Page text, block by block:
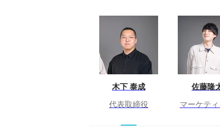
木下 泰成
代表取締役
佐藤隆
マーケテ